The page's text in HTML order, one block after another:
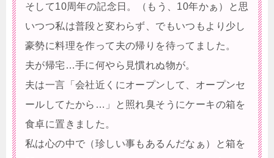
そして10周年の記念日。（もう、10年かぁ）と思
いつつ私は普段と変わらず、でもいつもより少し
豪勢に料理を作って夫の帰りを待ってました。
夫が帰宅…手に何やら見慣れぬ物が。
夫は一言「会社近くにオープンして、オープンセ
ールしてたから…」と照れ臭そうにケーキの箱を
食卓に置きました。
私は心の中で（珍しい事もあるんだなぁ）と箱を